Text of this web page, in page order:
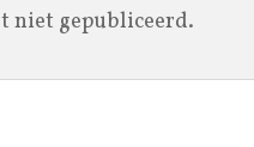
niet gepubliceerd.